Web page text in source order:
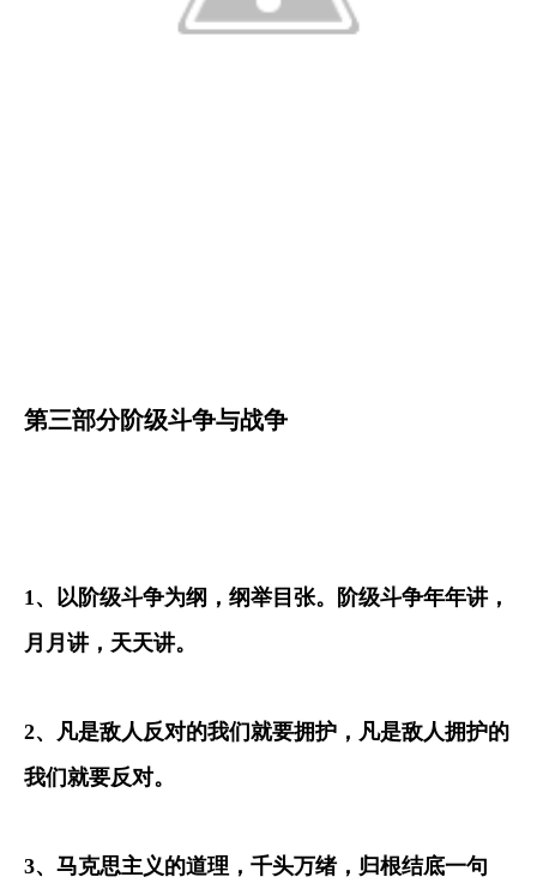
第三部分阶级斗争与战争
1、以阶级斗争为纲，纲举目张。阶级斗争年年讲，
月月讲，天天讲。
2、凡是敌人反对的我们就要拥护，凡是敌人拥护的
我们就要反对。
3、马克思主义的道理，千头万绪，归根结底一句